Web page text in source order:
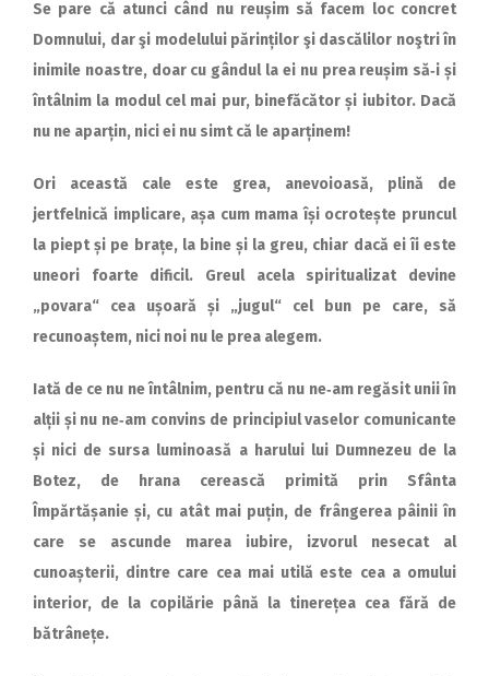
Se pare că atunci când nu reușim să facem loc concret
Domnului, dar şi modelului pă­rinților şi dascălilor noştri în
inimile noastre, doar cu gândul la ei nu prea reușim să‑i și
întâlnim la modul cel mai pur, binefăcător și iubitor. Dacă
nu ne aparțin, nici ei nu simt că le aparținem!
Ori această cale este grea, anevoioasă, plină de
jertfelnică implicare, așa cum mama își ocrotește pruncul
la piept și pe brațe, la bine și la greu, chiar dacă ei îi este
uneori foarte dificil. Greul acela spiritualizat devine
„povara“ cea ușoară și „jugul“ cel bun pe care, să
recunoaștem, nici noi nu le prea alegem.
Iată de ce nu ne întâlnim, pentru că nu ne‑am regăsit unii în
alții și nu ne‑am convins de principiul vaselor comunicante
și nici de sursa luminoasă a harului lui Dumnezeu de la
Botez, de hrana cerească primită prin Sfânta
Împărtășanie și, cu atât mai puțin, de frângerea pâinii în
care se ascunde marea iubire, izvorul nesecat al
cunoașterii, dintre care cea mai utilă este cea a omului
interior, de la copilărie până la tinerețea cea fără de
bătrânețe.